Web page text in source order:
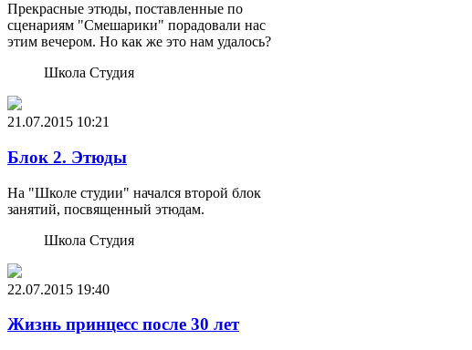
Прекрасные этюды, поставленные по
сценариям "Смешарики" порадовали нас
этим вечером. Но как же это нам удалось?
Школа Студия
21.07.2015 10:21
Блок 2. Этюды
На "Школе студии" начался второй блок
занятий, посвященный этюдам.
Школа Студия
22.07.2015 19:40
Жизнь принцесс после 30 лет